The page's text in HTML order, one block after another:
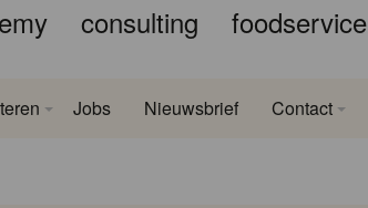
consulting foodservice
Jobs Nieuwsbrief Contact